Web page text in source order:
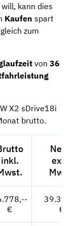
kann dies
Kaufen spart
zum
von 36
X2 sDrive18i
brutto.
inkl.
Netto
exkl.
Mwst.
€
39.310,--
€